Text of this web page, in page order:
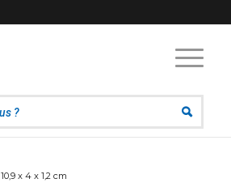
10,9 x 4 x 1,2 cm